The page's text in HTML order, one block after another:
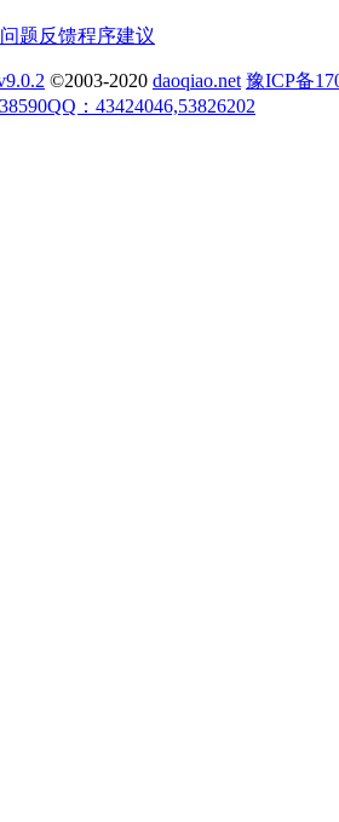
问题反馈程序建议
©2003-2020 daoqiao.net 豫ICP备
：43424046,53826202